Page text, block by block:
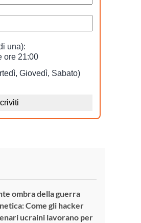
ombra della guerra
Come gli hacker
ucraini lavorano per